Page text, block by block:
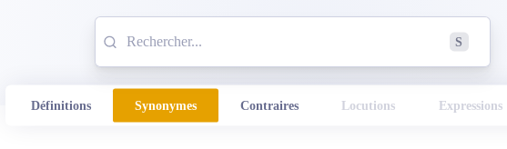
S
Définitions Synonymes Contraires Locutions Expressions